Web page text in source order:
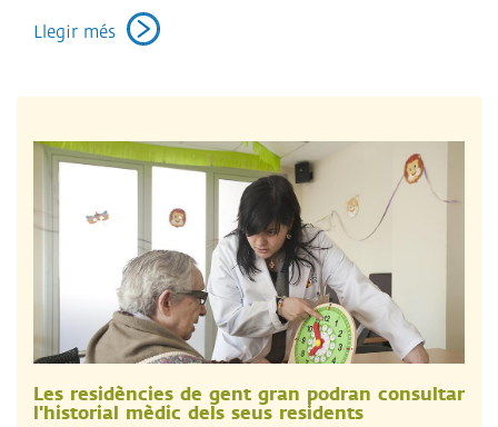
Llegir més
Les residències de gent gran podran consultar
l'historial mèdic dels seus residents